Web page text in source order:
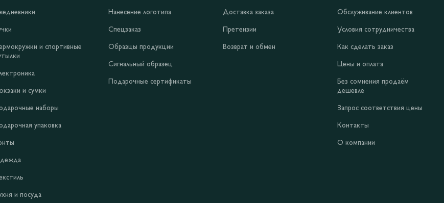
и спортивные
и сумки
наборы
упаковка
и посуда
Нанесение логотипа
Спецзаказ
Образцы продукции
Сигнальный образец
Подарочные сертификаты
Доставка заказа
Претензии
Возврат и обмен
Обслуживание клиентов
Условия сотрудничества
Как сделать заказ
Цены и оплата
Без сомнения продаём
дешевле
Запрос соответствия цены
Контакты
О компании